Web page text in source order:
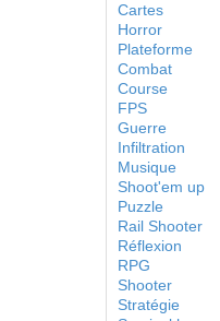
Cartes
Horror
Plateforme
Combat
Course
FPS
Guerre
Infiltration
Musique
Shoot'em up
Puzzle
Rail Shooter
Réflexion
RPG
Shooter
Stratégie